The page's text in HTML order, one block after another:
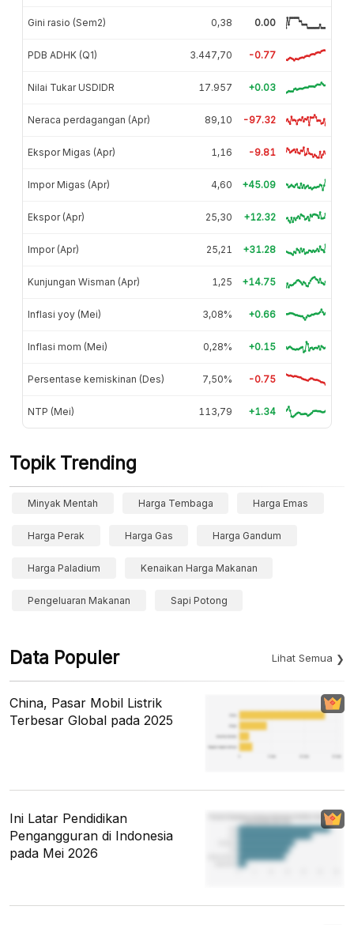
Gini rasio (Sem2) 0,38 0.00
PDB ADHK (Q1) 3.447,70 -0.77
Nilai Tukar USDIDR 17.957 +0.03
Neraca perdagangan (Apr) 89,10 -97.32
Ekspor Migas (Apr) 1,16 -9.81
Impor Migas (Apr) 4,60 +45.09
Ekspor (Apr) 25,30 +12.32
Impor (Apr) 25,21 +31.28
Kunjungan Wisman (Apr) 1,25 +14.75
Inflasi yoy (Mei) 3,08% +0.66
Inflasi mom (Mei) 0,28% +0.15
Persentase kemiskinan (Des) 7,50% -0.75
NTP (Mei) 113,79 +1.34
Topik Trending
Minyak Mentah Harga Tembaga Harga Emas
Harga Perak Harga Gas Harga Gandum
Harga Paladium Kenaikan Harga Makanan
Pengeluaran Makanan Sapi Potong
Data Populer Lihat Semua
China, Pasar Mobil Listrik
Terbesar Global pada 2025
Ini Latar Pendidikan
Pengangguran di Indonesia
pada Mei 2026